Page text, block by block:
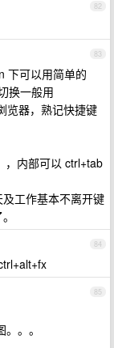
82
83
下可以用简单的
换一般用
览器，熟记快捷键
，内部可以 ctrl+tab
工作基本不离开键
84
85
。。